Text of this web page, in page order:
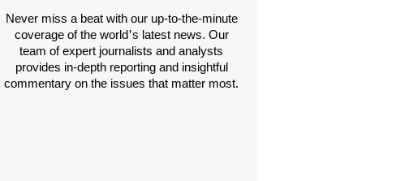
Never miss a beat with our up-to-the-minute
coverage of the world's latest news. Our
team of expert journalists and analysts
provides in-depth reporting and insightful
commentary on the issues that matter most.